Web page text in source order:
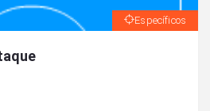
Específicos